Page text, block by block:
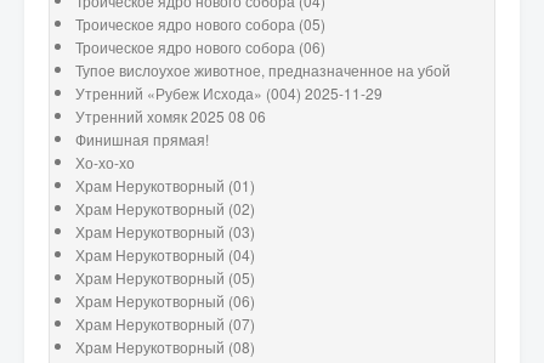
Троическое ядро нового собора (05)
Троическое ядро нового собора (06)
Тупое вислоухое животное, предназначенное на убой
Утренний «Рубеж Исхода» (004) 2025-11-29
Утренний хомяк 2025 08 06
Финишная прямая!
Хо-хо-хо
Храм Нерукотворный (01)
Храм Нерукотворный (02)
Храм Нерукотворный (03)
Храм Нерукотворный (04)
Храм Нерукотворный (05)
Храм Нерукотворный (06)
Храм Нерукотворный (07)
Храм Нерукотворный (08)